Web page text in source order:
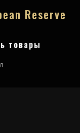
Reserve
товары